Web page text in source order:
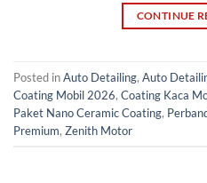
CONTINUE
Posted inAuto Detailing, Auto
Coating Mobil 2026, Coating Kaca
Paket Nano Ceramic Coating,
Premium, Zenith Motor